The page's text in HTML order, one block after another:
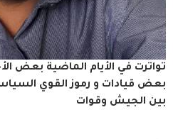
تواترت في الأيام الماضية بعض
بعض قيادات و رموز القوي
بين الجيش وقوات